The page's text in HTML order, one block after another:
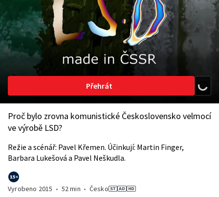
Přehrát
Proč bylo zrovna komunistické Československo velmocí
ve výrobě LSD?
Režie a scénář: Pavel Křemen. Účinkují: Martin Finger,
Barbara Lukešová a Pavel Neškudla.
Vyrobeno 2015 • 52 min • Česko